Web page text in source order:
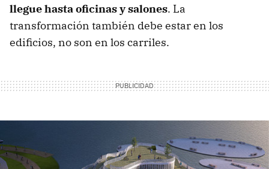
llegue hasta oficinas y salones. La
transformación también debe estar en los
edificios, no son en los carriles.